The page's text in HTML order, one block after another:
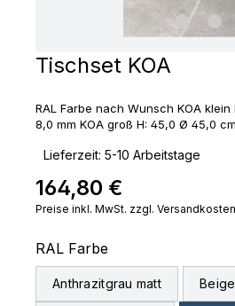
Tischset KOA
RAL Farbe nach Wunsch KOA
8,0 mm KOA groß H: 45,0 Ø 45,0
Lieferzeit: 5-10 Arbeitstage
Regulärer Preis:
164,80 €
Preise inkl. MwSt. zzgl. Versandkosten
RAL Farbeauswählen
Anthrazitgrau matt